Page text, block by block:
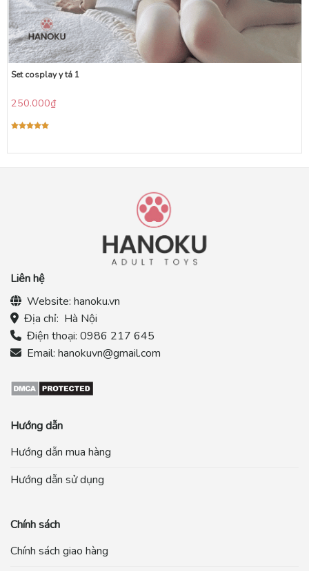
Set cosplay y tá 1
250.000₫
5 sao
Liên hệ
Website: hanoku.vn
Địa chỉ: Hà Nội
Điện thoại: 0986 217 645
Email: hanokuvn@gmail.com
Hướng dẫn
Hướng dẫn mua hàng
Hướng dẫn sử dụng
Chính sách
Chính sách giao hàng